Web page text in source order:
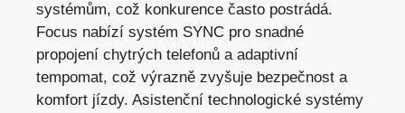
systémům, což konkurence často postrádá.
Focus nabízí systém SYNC pro snadné
propojení chytrých telefonů a adaptivní
tempomat, což výrazně zvyšuje bezpečnost a
komfort jízdy. Asistenční technologické systémy